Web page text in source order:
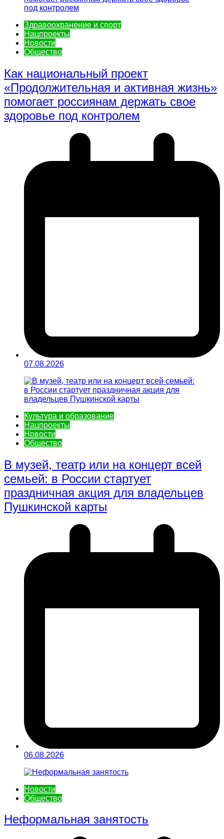
Здравоохранение и спорт
Нацпроекты
Новости
Общество
Как национальный проект
«Продолжительная и активная жизнь»
помогает россиянам держать свое
здоровье под контролем
07.08.2026
Культура и образование
Нацпроекты
Новости
Общество
В музей, театр или на концерт всей
семьей: в России стартует
праздничная акция для владельцев
Пушкинской карты
06.08.2026
Новости
Общество
Неформальная занятость